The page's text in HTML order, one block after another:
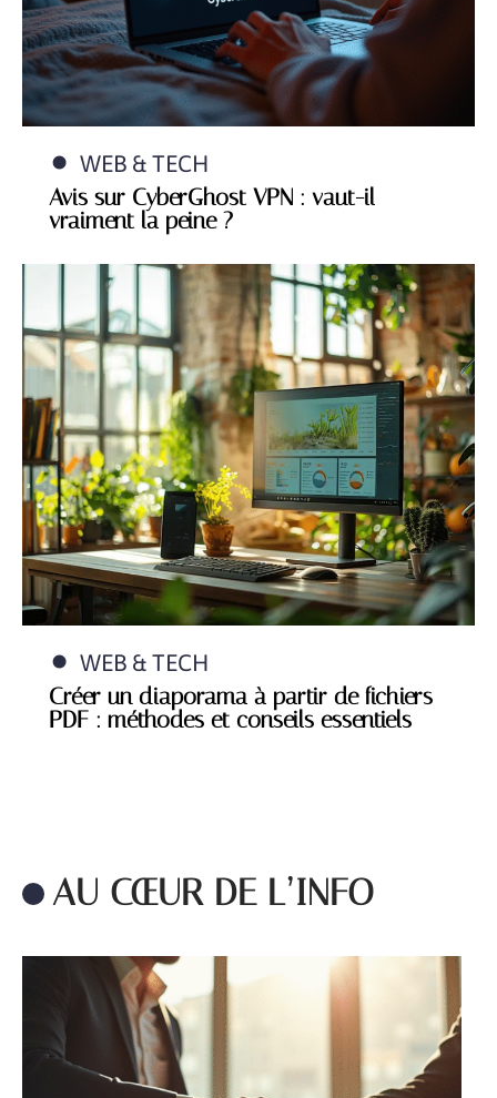
WEB & TECH
Avis sur CyberGhost VPN : vaut-il
vraiment la peine ?
WEB & TECH
Créer un diaporama à partir de fichiers
PDF : méthodes et conseils essentiels
AU CŒUR DE L’INFO